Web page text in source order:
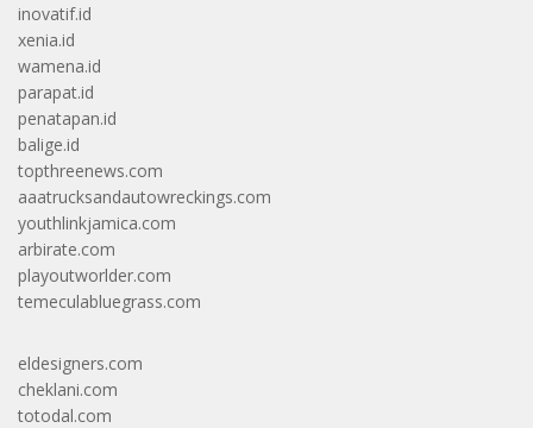
inovatif.id
xenia.id
wamena.id
parapat.id
penatapan.id
balige.id
topthreenews.com
aaatrucksandautowreckings.com
youthlinkjamica.com
arbirate.com
playoutworlder.com
temeculabluegrass.com
eldesigners.com
cheklani.com
totodal.com